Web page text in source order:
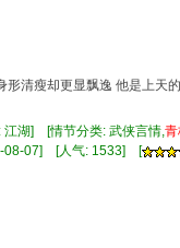
清瘦却更显飘逸 他是上天
江湖] [情节分类: 武侠言情,青
08-07] [人气: 1533] [